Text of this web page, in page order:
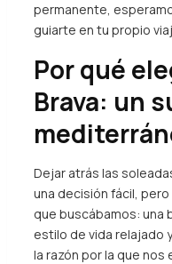
permanente,
guiarte en tu propio
Por qué
Brava: un
Dejar atrás las
una decisión fácil, pero
que buscábamos: una
estilo de vida relajado
la razón por la que